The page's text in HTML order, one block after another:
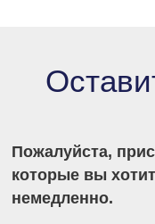
Пожалуйста,
которые вы
немедленно.